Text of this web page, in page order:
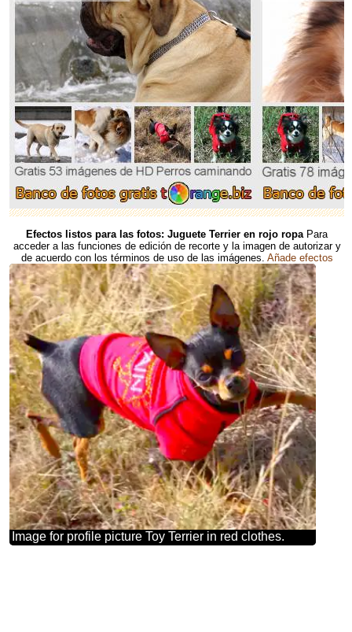
Efectos listos para las fotos: Juguete Terrier en rojo ropa Para
acceder a las funciones de edición de recorte y la imagen de autorizar y
de acuerdo con los términos de uso de las imágenes. Añade efectos
Image for profile picture Toy Terrier in red clothes.